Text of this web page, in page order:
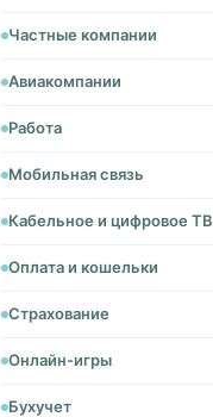
Частные компании
Авиакомпании
Работа
Мобильная связь
Кабельное и цифровое ТВ
Оплата и кошельки
Страхование
Онлайн-игры
Бухучет